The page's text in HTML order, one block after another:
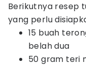
Berikutnya resep
yang perlu
15 buah
belah dua
50 gram teri